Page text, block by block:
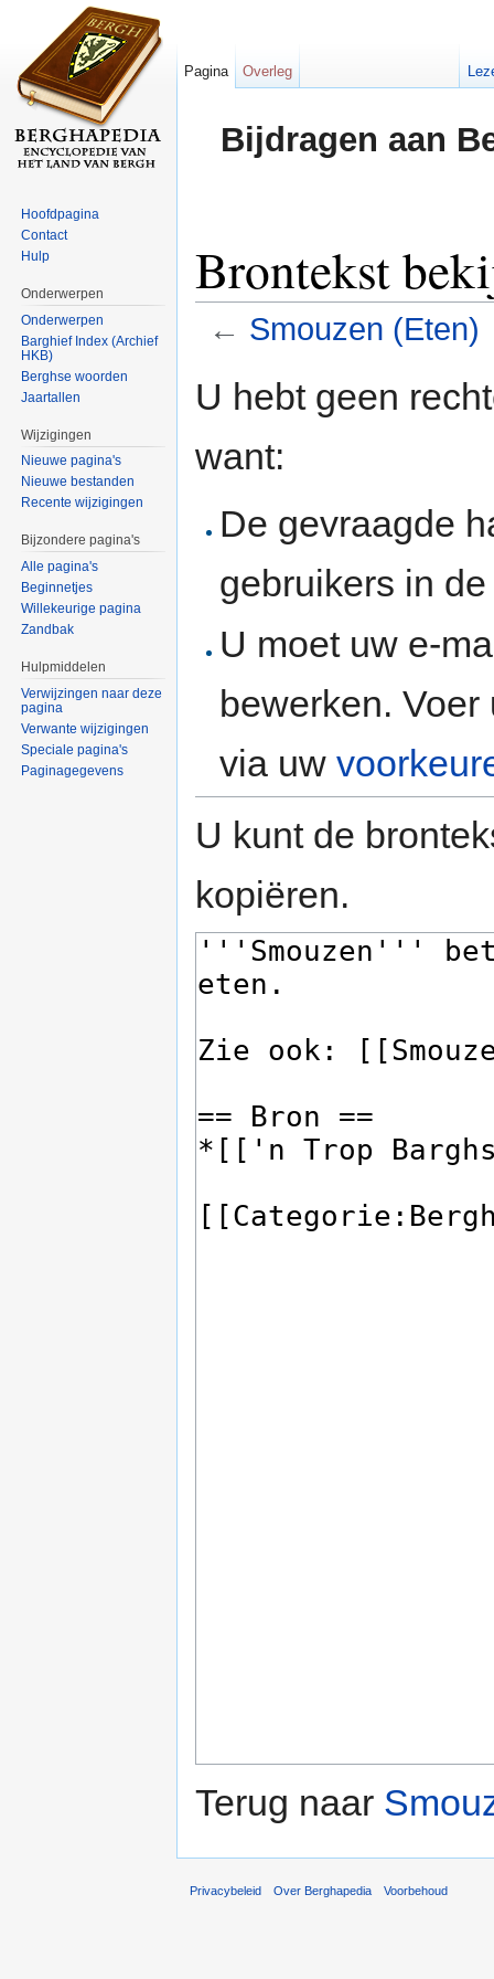
Bijdragen aan
Brontekst
← Smouzen (Eten)
U hebt geen
want:
De gevraagde
gebruikers in
U moet uw e-
bewerken.
via uw
U kunt de
kopiëren.
Terug naar
Pagina Overleg
Hoofdpagina
Contact
Hulp
Onderwerpen
Onderwerpen
Barghief Index (Archief
HKB)
Berghse woorden
Jaartallen
Wijzigingen
Nieuwe pagina's
Nieuwe bestanden
Recente wijzigingen
Bijzondere pagina's
Alle pagina's
Beginnetjes
Willekeurige pagina
Zandbak
Hulpmiddelen
Verwijzingen naar deze
pagina
Verwante wijzigingen
Speciale pagina's
Paginagegevens
Privacybeleid Over Berghapedia Voorbehoud